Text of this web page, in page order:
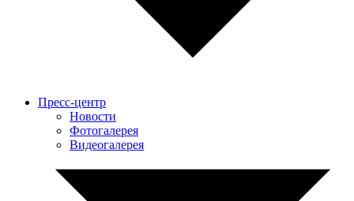
Пресс-центр
Новости
Фотогалерея
Видеогалерея